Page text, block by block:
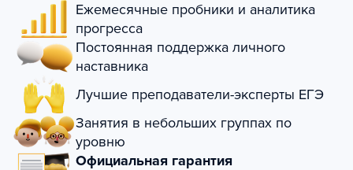
Ежемесячные пробники и аналитика
прогресса
Постоянная поддержка личного
наставника
Лучшие преподаватели-эксперты ЕГЭ
Занятия в небольших группах по
уровню
Официальная гарантия